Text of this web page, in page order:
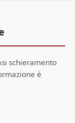
schieramento
è